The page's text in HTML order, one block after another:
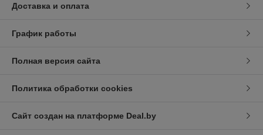
Доставка и оплата
График работы
Полная версия сайта
Политика обработки cookies
Сайт создан на платформе Deal.by